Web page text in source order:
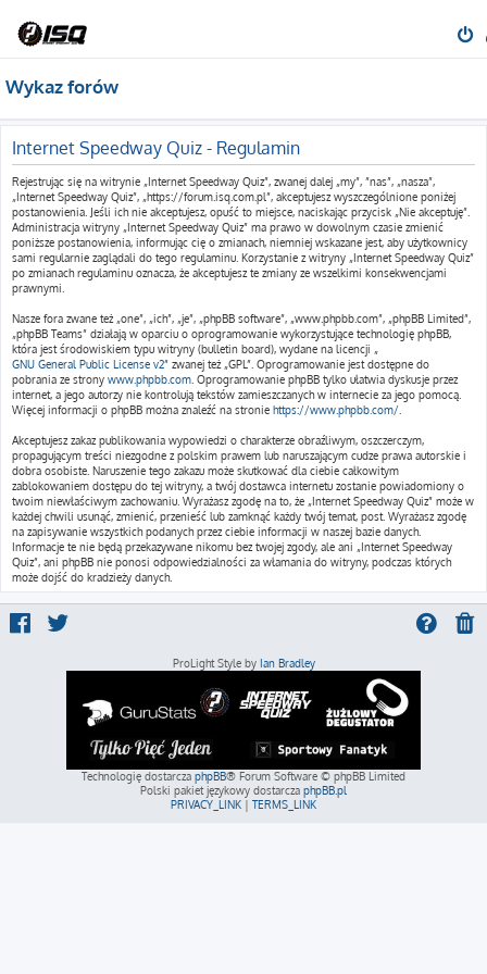
Wykaz forów
Internet Speedway Quiz - Regulamin
Rejestrując się na witrynie „Internet Speedway Quiz”, zwanej dalej „my”, ”nas”, „nasza”,
„Internet Speedway Quiz”, „https://forum.isq.com.pl”, akceptujesz wyszczególnione poniżej
postanowienia. Jeśli ich nie akceptujesz, opuść to miejsce, naciskając przycisk „Nie akceptuję”.
Administracja witryny „Internet Speedway Quiz” ma prawo w dowolnym czasie zmienić
poniższe postanowienia, informując cię o zmianach, niemniej wskazane jest, aby użytkownicy
sami regularnie zaglądali do tego regulaminu. Korzystanie z witryny „Internet Speedway Quiz”
po zmianach regulaminu oznacza, że akceptujesz te zmiany ze wszelkimi konsekwencjami
prawnymi.
Nasze fora zwane też „one”, „ich”, „je”, „phpBB software”, „www.phpbb.com”, „phpBB Limited”,
„phpBB Teams” działają w oparciu o oprogramowanie wykorzystujące technologię phpBB,
która jest środowiskiem typu witryny (bulletin board), wydane na licencji „
GNU General Public License v2” zwanej też „GPL”. Oprogramowanie jest dostępne do
pobrania ze strony www.phpbb.com . Oprogramowanie phpBB tylko ułatwia dyskusje przez
internet, a jego autorzy nie kontrolują tekstów zamieszczanych w internecie za jego pomocą.
Więcej informacji o phpBB można znaleźć na stronie https://www.phpbb.com/
Akceptujesz zakaz publikowania wypowiedzi o charakterze obraźliwym, oszczerczym,
propagującym treści niezgodne z polskim prawem lub naruszającym cudze prawa autorskie i
dobra osobiste. Naruszenie tego zakazu może skutkować dla ciebie całkowitym
zablokowaniem dostępu do tej witryny, a twój dostawca internetu zostanie powiadomiony o
twoim niewłaściwym zachowaniu. Wyrażasz zgodę na to, że „Internet Speedway Quiz” może w
każdej chwili usunąć, zmienić, przenieść lub zamknąć każdy twój temat, post. Wyrażasz zgodę
na zapisywanie wszystkich podanych przez ciebie informacji w naszej bazie danych.
Informacje te nie będą przekazywane nikomu bez twojej zgody, ale ani „Internet Speedway
Quiz”, ani phpBB nie ponosi odpowiedzialności za włamania do witryny, podczas których
może dojść do kradzieży danych.
ProLight Style by Ian Bradley
Technologię dostarcza phpBB® Forum Software © phpBB Limited
Polski pakiet językowy dostarcza phpBB.pl
PRIVACY_LINK | TERMS_LINK